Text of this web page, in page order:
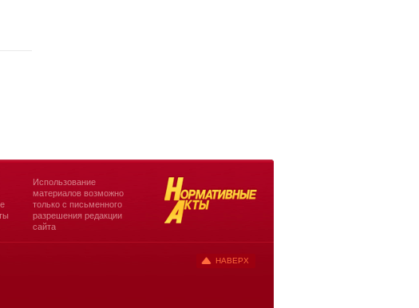
Использование
материалов возможно
только с письменного
разрешения редакции
сайта
НАВЕРХ